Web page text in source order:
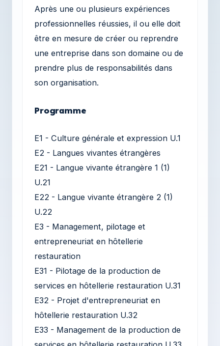
Après une ou plusieurs expériences
professionnelles réussies, il ou elle doit
être en mesure de créer ou reprendre
une entreprise dans son domaine ou de
prendre plus de responsabilités dans
son organisation.
Programme
E1 - Culture générale et expression U.1
E2 - Langues vivantes étrangères
E21 - Langue vivante étrangère 1 (1)
U.21
E22 - Langue vivante étrangère 2 (1)
U.22
E3 - Management, pilotage et
entrepreneuriat en hôtellerie
restauration
E31 - Pilotage de la production de
services en hôtellerie restauration U.31
E32 - Projet d'entrepreneuriat en
hôtellerie restauration U.32
E33 - Management de la production de